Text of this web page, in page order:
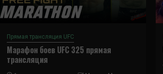
Прямая трансляция UFC
Марафон боев UFC 325 прямая
трансляция